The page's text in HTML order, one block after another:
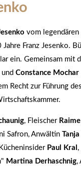
vom legendären
Franz Jesenko.
ein. Gemeinsam mit
und Constance Mochar
Recht zur Führung
, Fleischer
Safron, Anwältin
Paul Kral
Martina Derhaschnig,